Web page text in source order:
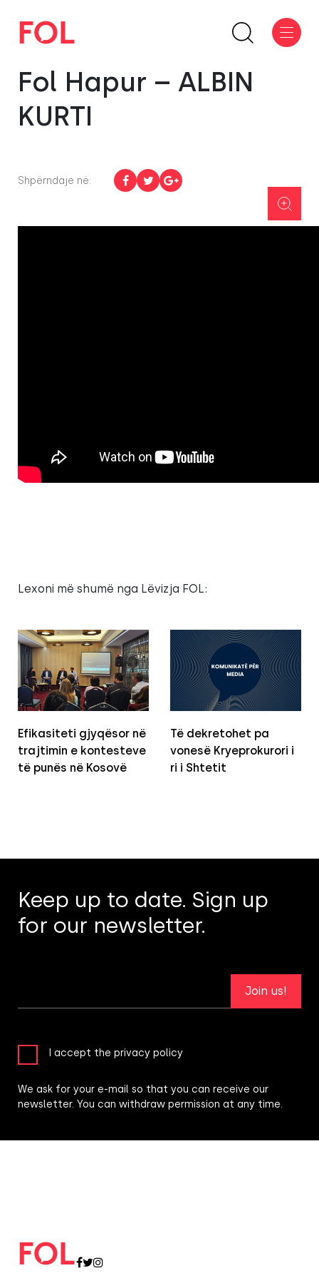
Fol Hapur – ALBIN
KURTI
Shpërndaje në:
Lexoni më shumë nga Lëvizja FOL:
Efikasiteti gjyqësor në
trajtimin e kontesteve
të punës në Kosovë
Të dekretohet pa
vonesë Kryeprokurori i
ri i Shtetit
Keep up to date. Sign up
for our newsletter.
Join us!
I accept the privacy policy
We ask for your e-mail so that you can receive our
newsletter. You can withdraw permission at any time.